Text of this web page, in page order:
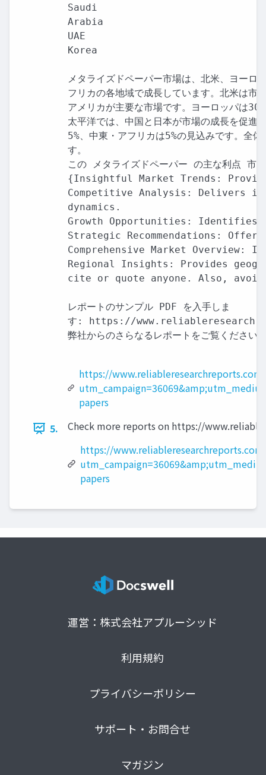
Saudi
Arabia
UAE
Korea
メタライズドペーパー市場は、北米、ヨーロ
フリカの各地域で成長しています。北米は市
アメリカが主要な市場です。ヨーロッパは
太平洋では、中国と日本が市場の成長を促進
5%、中東・アフリカは5%の見込みです。全
す。
この メタライズドペーパー の主な利点 市
{Insightful Market Trends:
Competitive Analysis: Delivers
dynamics.
Growth Opportunities: Identifies
Strategic Recommendations:
Comprehensive Market
Regional Insights: Provides
cite or quote anyone. Also, avoid
レポートのサンプル PDF を入手しま
す: https://
弊社からのさらなるレポートをご覧ください:
https://
papers
5.
Check more reports on https://
https://
papers
運営：株式会社アプルーシッド
利用規約
プライバシーポリシー
サポート・お問合せ
マガジン